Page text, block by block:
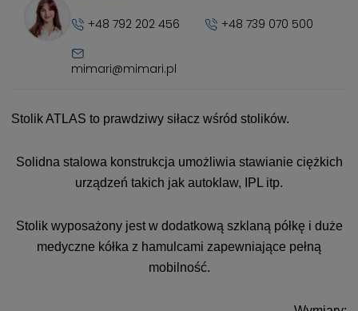
+48 792 202 456 +48 739 070 500
mimari@mimari.pl
Stolik ATLAS to prawdziwy siłacz wśród stolików.
Solidna stalowa konstrukcja umożliwia stawianie ciężkich
urządzeń takich jak autoklaw, IPL itp.
Stolik wyposażony jest w dodatkową szklaną półkę i duże
medyczne kółka z hamulcami zapewniające pełną
mobilność.